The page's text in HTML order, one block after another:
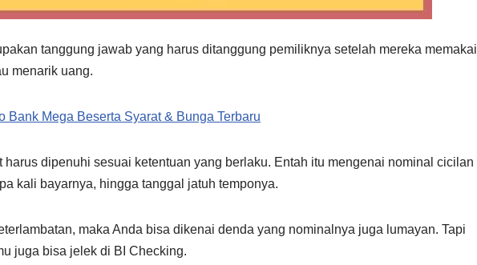
tanggung jawab yang harus ditanggung pemiliknya setelah mereka memakai
menarik uang.
Bank Mega Beserta Syarat & Bunga Terbaru
harus dipenuhi sesuai ketentuan yang berlaku. Entah itu mengenai nominal cicilan
kali bayarnya, hingga tanggal jatuh temponya.
maka Anda bisa dikenai denda yang nominalnya juga lumayan. Tapi
juga bisa jelek di BI Checking.